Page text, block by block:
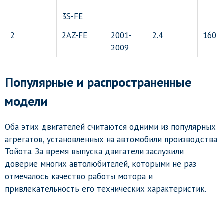
3S-FE
2
2AZ-FE
2001-
2009
2.4 160
Популярные и распространенные
модели
Оба этих двигателей считаются одними из популярных
агрегатов, установленных на автомобили производства
Тойота. За время выпуска двигатели заслужили
доверие многих автолюбителей, которыми не раз
отмечалось качество работы мотора и
привлекательность его технических характеристик.